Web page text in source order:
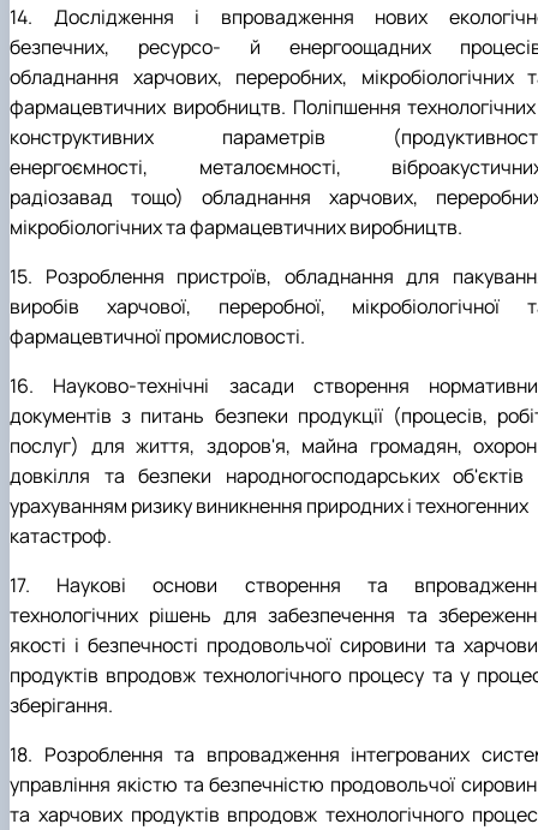
14. Дослідження і впровадження нових
безпечних, ресурсо- й енергоощадних
обладнання харчових, переробних, мікробіологічних
фармацевтичних виробництв. Поліпшення технологічних
конструктивних параметрів
енергоємності, металоємності,
радіозавад тощо) обладнання харчових,
мікробіологічних та фармацевтичних виробництв.
15. Розроблення пристроїв, обладнання для
виробів харчової, переробної, мікробіологічної
фармацевтичної промисловості.
16. Науково-технічні засади створення
документів з питань безпеки продукції (процесів,
послуг) для життя, здоров'я, майна громадян,
довкілля та безпеки народногосподарських об'єктів
урахуванням ризику виникнення природних і техногенних
катастроф.
17. Наукові основи створення та
технологічних рішень для забезпечення та
якості і безпечності продовольчої сировини та
продуктів впродовж технологічного процесу та у
зберігання.
18. Розроблення та впровадження інтегрованих
управління якістю та безпечністю продовольчої
та харчових продуктів впродовж технологічного